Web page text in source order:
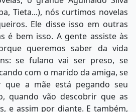
Tieta...), nós curtimos novelas
Ele disse isso em outras
é bem isso. A gente assiste às
queremos saber da vida
se fulano vai ser preso, se
com o marido da amiga, se
que a mãe está pegando seu
quando vão descobrir que as
e assim por diante. E também,